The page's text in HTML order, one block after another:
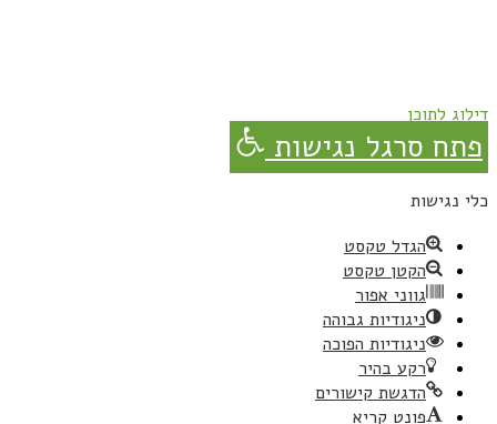
דילוג לתוכן
פתח סרגל נגישות
כלי נגישות
הגדל טקסט
הקטן טקסט
גווני אפור
ניגודיות גבוהה
ניגודיות הפוכה
רקע בהיר
הדגשת קישורים
פונט קריא